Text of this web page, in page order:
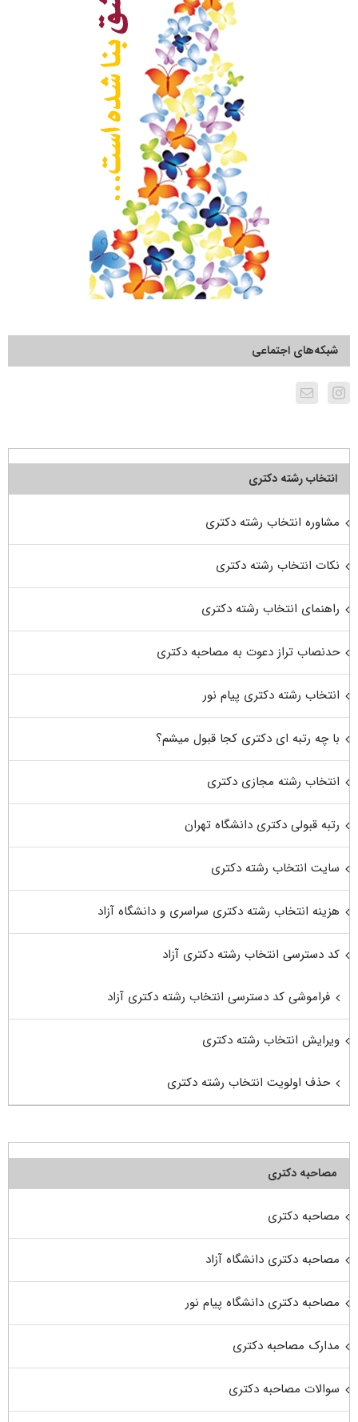
شبکه‌های اجتماعی
انتخاب رشته دکتری
مشاوره انتخاب رشته دکتری
نکات انتخاب رشته دکتری
راهنمای انتخاب رشته دکتری
حدنصاب تراز دعوت به مصاحبه دکتری
انتخاب رشته دکتری پیام نور
با چه رتبه ای دکتری کجا قبول میشم؟
انتخاب رشته مجازی دکتری
رتبه قبولی دکتری دانشگاه تهران
سایت انتخاب رشته دکتری
هزینه انتخاب رشته دکتری سراسری و دانشگاه آزاد
کد دسترسی انتخاب رشته دکتری آزاد
فراموشی کد دسترسی انتخاب رشته دکتری آزاد
ویرایش انتخاب رشته دکتری
حذف اولویت انتخاب رشته دکتری
مصاحبه دکتری
مصاحبه دکتری
مصاحبه دکتری دانشگاه آزاد
مصاحبه دکتری دانشگاه پیام نور
مدارک مصاحبه دکتری
سوالات مصاحبه دکتری